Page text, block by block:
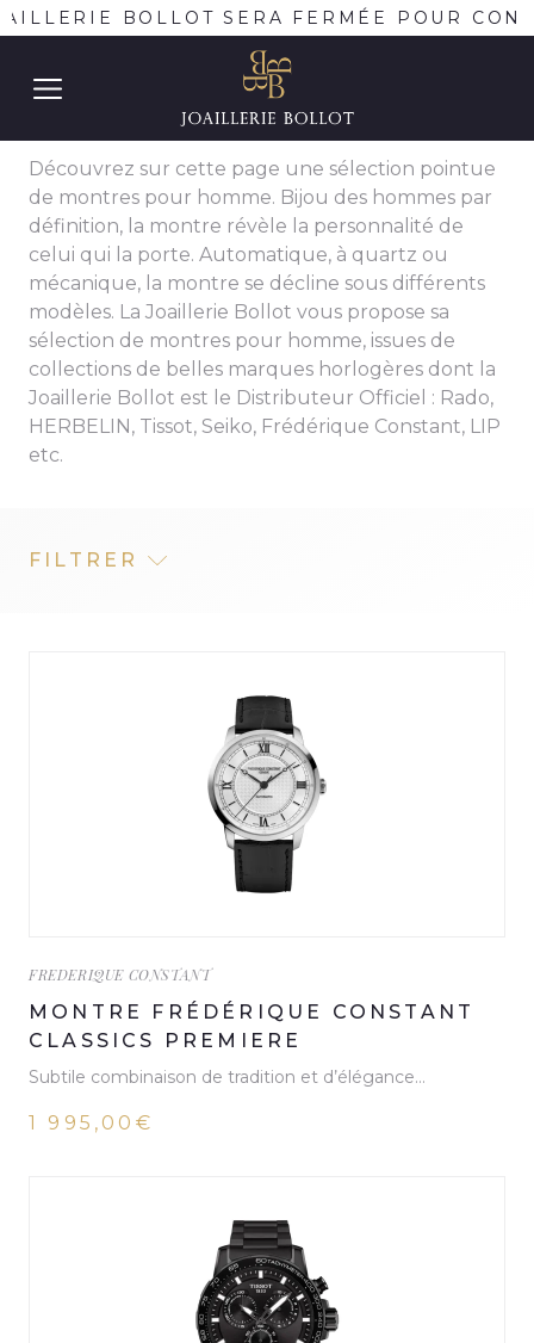
BOLLOT SERA FERMÉE POUR
MONTRES POUR LUI
Découvrez sur cette page une sélection pointue
de montres pour homme. Bijou des hommes par
définition, la montre révèle la personnalité de
celui qui la porte. Automatique, à quartz ou
mécanique, la montre se décline sous différents
modèles. La Joaillerie Bollot vous propose sa
sélection de montres pour homme, issues de
collections de belles marques horlogères dont la
Joaillerie Bollot est le Distributeur Officiel : Rado,
HERBELIN, Tissot, Seiko, Frédérique Constant, LIP
etc.
FILTRER
FREDERIQUE CONSTANT
MONTRE FRÉDÉRIQUE CONSTANT
CLASSICS PREMIERE
Subtile combinaison de tradition et d’élégance…
1 995,00€